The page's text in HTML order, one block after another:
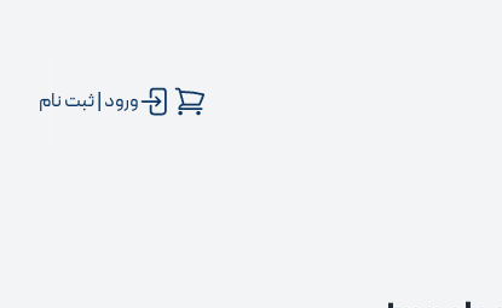
ورود | ثبت نام